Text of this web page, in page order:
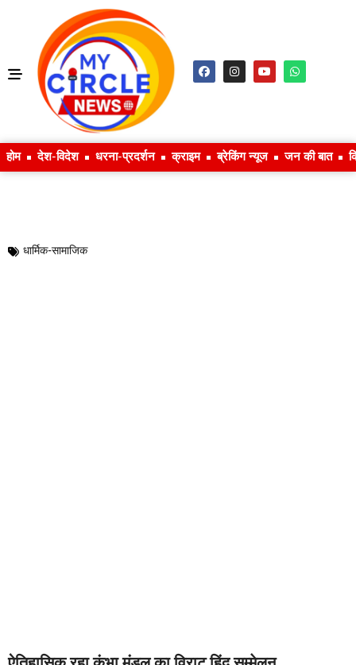
होम देश-विदेश धरना-प्रदर्शन क्राइम ब्रेकिंग न्यूज जन की बात
धार्मिक-सामाजिक